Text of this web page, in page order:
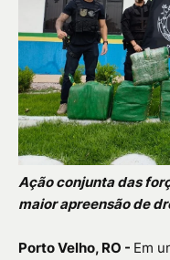
Ação conjunta das
maior apreensão de
Porto Velho, RO - Em